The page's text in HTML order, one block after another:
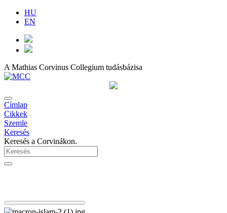
HU
EN
A Mathias Corvinus Collegium tudásbázisa
Címlap
Cikkek
Szemle
Keresés
Keresés a Corvinákon.